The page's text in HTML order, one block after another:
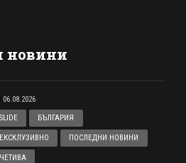
новини
06.08.2026
SLIDE
БЪЛГАРИЯ
ЕКСКЛУЗИВНО ПОСЛЕДНИ НОВИНИ
ЧЕТИВА